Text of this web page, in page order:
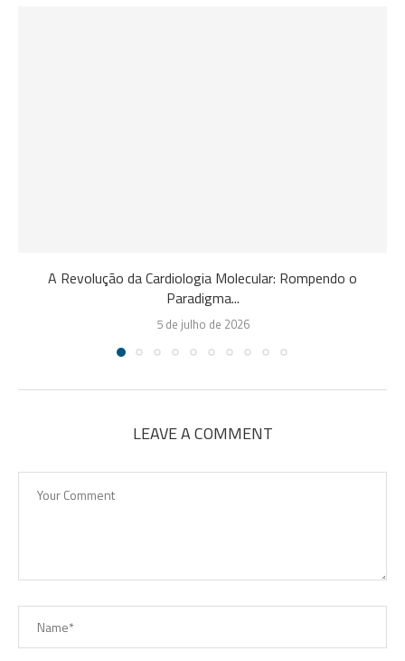
A Revolução da Cardiologia Molecular: Rompendo o
Paradigma...
5 de julho de 2026
LEAVE A COMMENT